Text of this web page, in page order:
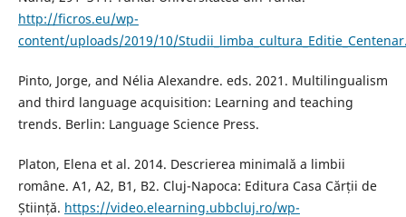
http://ficros.eu/wp-
content/uploads/2019/10/
Pinto, Jorge, and Nélia Alexandre. eds. 2021. Multilingualism
and third language acquisition: Learning and teaching
trends. Berlin: Language Science Press.
Platon, Elena et al. 2014. Descrierea minimală a limbii
române. A1, A2, B1, B2. Cluj-Napoca: Editura Casa Cărții de
Știință. https://video.elearning.ubbcluj.ro/wp-